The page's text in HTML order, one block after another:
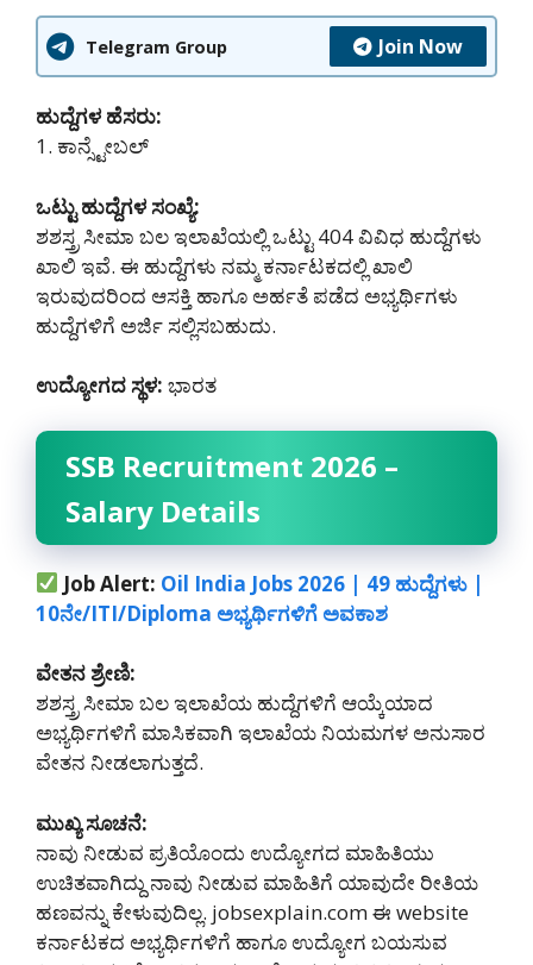
Telegram Group Join Now
ಹುದ್ದೆಗಳ ಹೆಸರು:
1. ಕಾನ್ಸ್ಟೇಬಲ್
ಒಟ್ಟು ಹುದ್ದೆಗಳ ಸಂಖ್ಯೆ:
ಶಶಸ್ತ್ರ ಸೀಮಾ ಬಲ ಇಲಾಖೆಯಲ್ಲಿ ಒಟ್ಟು 404 ವಿವಿಧ ಹುದ್ದೆಗಳು
ಖಾಲಿ ಇವೆ. ಈ ಹುದ್ದೆಗಳು ನಮ್ಮ ಕರ್ನಾಟಕದಲ್ಲಿ ‌ಖಾಲಿ
ಇರುವುದರಿಂದ ಆಸಕ್ತಿ ಹಾಗೂ ಅರ್ಹತೆ ಪಡೆದ ಅಭ್ಯರ್ಥಿಗಳು
ಹುದ್ದೆಗಳಿಗೆ ಅರ್ಜಿ ಸಲ್ಲಿಸಬಹುದು.
ಉದ್ಯೋಗದ ಸ್ಥಳ: ಭಾರತ
SSB Recruitment 2026 –
Salary Details
Job Alert: Oil India Jobs 2026 | 49 ಹುದ್ದೆಗಳು |
10ನೇ/ITI/Diploma ಅಭ್ಯರ್ಥಿಗಳಿಗೆ ಅವಕಾಶ
ವೇತನ ಶ್ರೇಣಿ:
ಶಶಸ್ತ್ರ ಸೀಮಾ ಬಲ ಇಲಾಖೆಯ ಹುದ್ದೆಗಳಿಗೆ ಆಯ್ಕೆಯಾದ
ಅಭ್ಯರ್ಥಿಗಳಿಗೆ ಮಾಸಿಕವಾಗಿ ಇಲಾಖೆಯ ನಿಯಮಗಳ ಅನುಸಾರ
ವೇತನ ನೀಡಲಾಗುತ್ತದೆ.
ಮುಖ್ಯ ಸೂಚನೆ:
ನಾವು ನೀಡುವ ಪ್ರತಿಯೊಂದು ಉದ್ಯೋಗದ ಮಾಹಿತಿಯು
ಉಚಿತವಾಗಿದ್ದು ನಾವು ನೀಡುವ ಮಾಹಿತಿಗೆ ಯಾವುದೇ ರೀತಿಯ
ಹಣವನ್ನು ಕೇಳುವುದಿಲ್ಲ. jobsexplain.com ಈ website
ಕರ್ನಾಟಕದ ಅಭ್ಯರ್ಥಿಗಳಿಗೆ ಹಾಗೂ ಉದ್ಯೋಗ ಬಯಸುವ